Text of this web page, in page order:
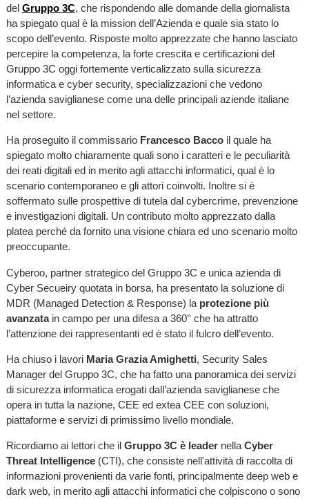
del Gruppo 3C, che rispondendo alle domande della giornalista
ha spiegato qual è la mission dell’Azienda e quale sia stato lo
scopo dell’evento. Risposte molto apprezzate che hanno lasciato
percepire la competenza, la forte crescita e certificazioni del
Gruppo 3C oggi fortemente verticalizzato sulla sicurezza
informatica e cyber security, specializzazioni che vedono
l’azienda saviglianese come una delle principali aziende italiane
nel settore.
Ha proseguito il commissario Francesco Baccoil quale ha
spiegato molto chiaramente quali sono i caratteri e le peculiarità
dei reati digitali ed in merito agli attacchi informatici, qual è lo
scenario contemporaneo e gli attori coinvolti. Inoltre si è
soffermato sulle prospettive di tutela dal cybercrime, prevenzione
e investigazioni digitali. Un contributo molto apprezzato dalla
platea perché da fornito una visione chiara ed uno scenario molto
preoccupante.
Cyberoo, partner strategico del Gruppo 3C e unica azienda di
Cyber Secueiry quotata in borsa, ha presentato la soluzione di
MDR (Managed Detection & Response) la protezione più
avanzatain campo per una difesa a 360° che ha attratto
l’attenzione dei rappresentanti ed è stato il fulcro dell’evento.
Ha chiuso i lavori Maria Grazia Amighetti, Security Sales
Manager del Gruppo 3C, che ha fatto una panoramica dei servizi
di sicurezza informatica erogati dall’azienda saviglianese che
opera in tutta la nazione, CEE ed extea CEE con soluzioni,
piattaforme e servizi di primissimo livello mondiale.
Ricordiamo ai lettori che il Gruppo 3C è leadernella Cyber
Threat Intelligence(CTI), che consiste nell'attività di raccolta di
informazioni provenienti da varie fonti, principalmente deep web e
dark web, in merito agli attacchi informatici che colpiscono o sono